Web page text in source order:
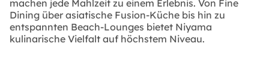
machen jede Mahlzeit zu einem Erlebnis. Von Fine
Dining über asiatische Fusion-Küche bis hin zu
entspannten Beach-Lounges bietet Niyama
kulinarische Vielfalt auf höchstem Niveau.